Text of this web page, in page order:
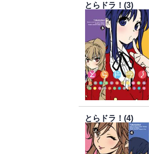
とらドラ！(3)
とらドラ！(4)